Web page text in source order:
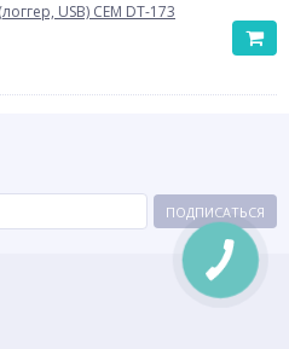
USB) CEM DT-173
ПОДПИСАТЬСЯ